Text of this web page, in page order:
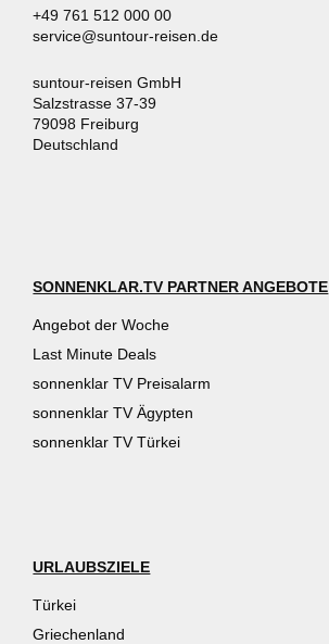
+49 761 512 000 00
service@suntour-reisen.de
suntour-reisen GmbH
Salzstrasse 37-39
79098 Freiburg
Deutschland
SONNENKLAR.TV PARTNER ANGEBOTE
Angebot der Woche
Last Minute Deals
sonnenklar TV Preisalarm
sonnenklar TV Ägypten
sonnenklar TV Türkei
URLAUBSZIELE
Türkei
Griechenland